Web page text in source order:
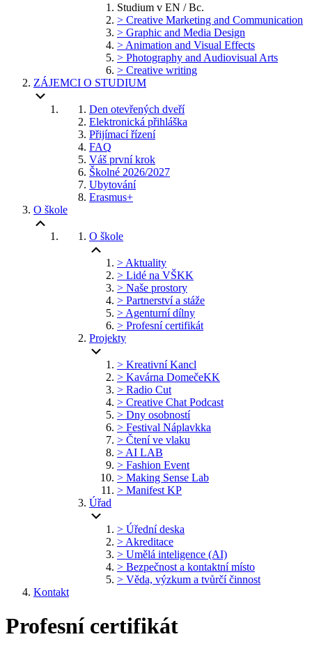
Studium v EN / Bc.
> Creative Marketing and Communication
> Graphic and Media Design
> Animation and Visual Effects
> Photography and Audiovisual Arts
> Creative writing
ZÁJEMCI O STUDIUM
Den otevřených dveří
Elektronická přihláška
Přijímací řízení
FAQ
Váš první krok
Školné 2026/2027
Ubytování
Erasmus+
O škole
O škole
> Aktuality
> Lidé na VŠKK
> Naše prostory
> Partnerství a stáže
> Agenturní dílny
> Profesní certifikát
Projekty
> Kreativní Kancl
> Kavárna DomečeKK
> Radio Cut
> Creative Chat Podcast
> Dny osobností
> Festival Náplavkka
> Čtení ve vlaku
> AI LAB
> Fashion Event
> Making Sense Lab
> Manifest KP
Úřad
> Úřední deska
> Akreditace
> Umělá inteligence (AI)
> Bezpečnost a kontaktní místo
> Věda, výzkum a tvůrčí činnost
Kontakt
Profesní certifikát